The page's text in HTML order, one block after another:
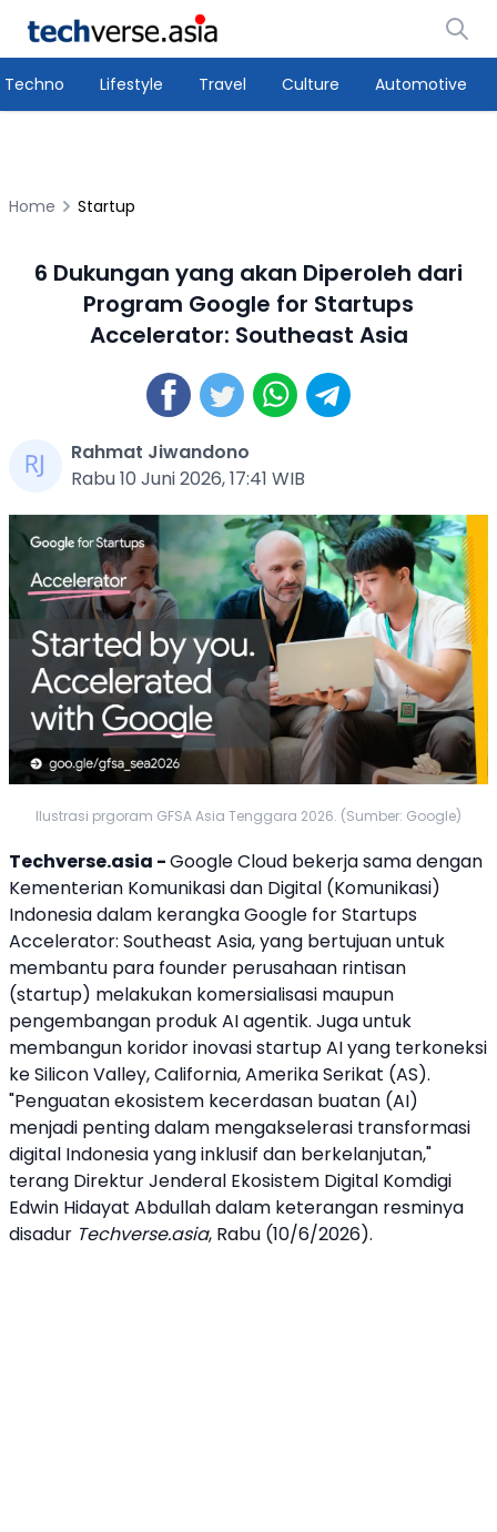
Techno Lifestyle Travel Culture Automotive
Home Startup
6 Dukungan yang akan Diperoleh dari
Program Google for Startups
Accelerator: Southeast Asia
Rahmat Jiwandono
Rabu 10 Juni 2026, 17:41 WIB
Ilustrasi prgoram GFSA Asia Tenggara 2026. (Sumber: Google)
Techverse.asia -Google Cloud bekerja sama dengan
Kementerian Komunikasi dan Digital (Komunikasi)
Indonesia dalam kerangka Google for Startups
Accelerator: Southeast Asia, yang bertujuan untuk
membantu para founder perusahaan rintisan
(startup) melakukan komersialisasi maupun
pengembangan produk AI agentik. Juga untuk
membangun koridor inovasi startup AI yang terkoneksi
ke Silicon Valley, California, Amerika Serikat (AS).
"Penguatan ekosistem kecerdasan buatan (AI)
menjadi penting dalam mengakselerasi transformasi
digital Indonesia yang inklusif dan berkelanjutan,"
terang Direktur Jenderal Ekosistem Digital Komdigi
Edwin Hidayat Abdullah dalam keterangan resminya
disadur Techverse.asia, Rabu (10/6/2026).